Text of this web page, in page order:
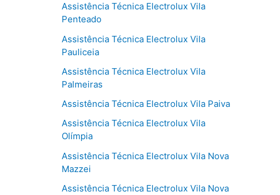
Assistência Técnica Electrolux Vila
Penteado
Assistência Técnica Electrolux Vila
Pauliceia
Assistência Técnica Electrolux Vila
Palmeiras
Assistência Técnica Electrolux Vila Paiva
Assistência Técnica Electrolux Vila
Olímpia
Assistência Técnica Electrolux Vila Nova
Mazzei
Assistência Técnica Electrolux Vila Nova